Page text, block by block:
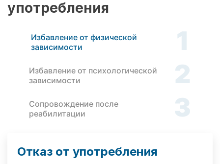
употребления
Избавление от физической
зависимости
1
Избавление от психологической
зависимости
2
Сопровождение после
реабилитации
3
Отказ от употребления